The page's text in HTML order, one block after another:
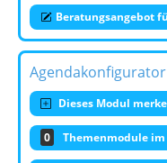
Beratungsangebot
Agendakonfigurator
Dieses Modul
0 Themenmodule